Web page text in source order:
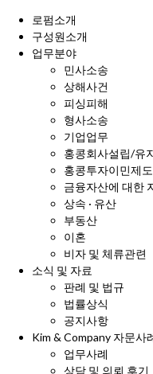
로펌소개
구성원소개
업무분야
민사소송
상해사건
피싱피해
형사소송
기업업무
홍콩회사설립/유
홍콩투자이민제도
금융자산에 대한
상속 · 유산
부동산
이혼
비자 및 체류관련
소식 및 자료
판례 및 법규
법률상식
공지사항
Kim & Company 자문사
업무사례
상담 및 의뢰 후기